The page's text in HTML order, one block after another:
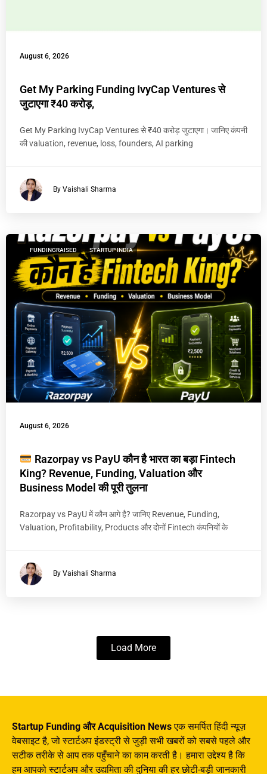
August 6, 2026
Get My Parking Funding IvyCap Ventures से
जुटाएगा ₹40 करोड़,
Get My Parking IvyCap Ventures से ₹40 करोड़ जुटाएगा। जानिए कंपनी
की valuation, revenue, loss, founders, AI parking
By Vaishali Sharma
FUNDINGRAISED STARTUP INDIA
August 6, 2026
Razorpay vs PayU कौन है भारत का बड़ा Fintech
King? Revenue, Funding, Valuation और
Business Model की पूरी तुलना
Razorpay vs PayU में कौन आगे है? जानिए Revenue, Funding,
Valuation, Profitability, Products और दोनों Fintech कंपनियों के
By Vaishali Sharma
Load More
Startup Funding और Acquisition Newsएक समर्पित हिंदी न्यूज़
वेबसाइट है, जो स्टार्टअप इंडस्ट्री से जुड़ी सभी खबरों को सबसे पहले और
सटीक तरीके से आप तक पहुँचाने का काम करती है। हमारा उद्देश्य है कि
हम आपको स्टार्टअप और उद्यमिता की दुनिया की हर छोटी-बड़ी जानकारी